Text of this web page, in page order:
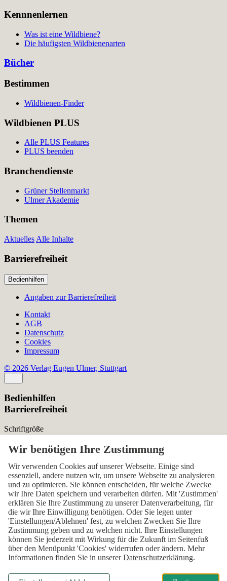
Kennnenlernen
Was ist eine Wildbiene?
Die häufigsten Wildbienenarten
Bücher
Bestimmen
Wildbienen-Finder
Wildbienen PLUS
Alle PLUS Features
PLUS beenden
Branchendienste
Grüner Stellenmarkt
Ulmer Akademie
Themen
Aktuelles Alle Inhalte
Barrierefreiheit
Bedienhilfen
Angaben zur Barrierefreiheit
Kontakt
AGB
Datenschutz
Cookies
Impressum
© 2026 Verlag Eugen Ulmer, Stuttgart
Bedienhilfen
Barrierefreiheit
Schriftgröße
Normal Zurücksetzen
Kontrast
Normal Hoch Normal
Menü sichtbar
Ja Nein Ja
Über den ersten Skip-Link der Seite „Barrierefreiheits-
Einstellungen“ können Sie das Menü jederzeit wieder einblenden.
Einstellungen
Wir verwenden Cookies auf unserer Webseite. Einige sind
essenziell, andere nutzen wir, um unsere Webseite zu analysieren
und zu optimieren. Sie können entscheiden, für welche Zwecke
wir Ihre Daten speichern und verarbeiten dürfen. Mit 'Zustimmen'
erklären Sie Ihre Zustimmung zu unserer Datenverarbeitung, für
die wir Ihre Einwilligung benötigen. Oder Sie legen unter
'Einstellungen/Ablehnen' fest, zu welchen Zwecken Sie Ihre
Zustimmung geben und zu welchen nicht. Ihre Einstellungen
können Sie jederzeit mit Wirkung für die Zukunft im Seitenfuß
über den Menüpunkt 'Cookies' widerrufen oder ändern. Mehr
Informationen finden Sie in unsererDatenschutzerklärung.